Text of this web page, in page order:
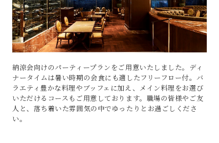
納涼会向けのパーティープランをご用意いたしました。ディ
ナータイムは暑い時期の会食にも適したフリーフロー付。バ
ラエティ豊かな料理やブッフェに加え、メイン料理をお選び
いただけるコースもご用意しております。職場の皆様やご友
人と、落ち着いた雰囲気の中でゆったりとお過ごしくださ
い。